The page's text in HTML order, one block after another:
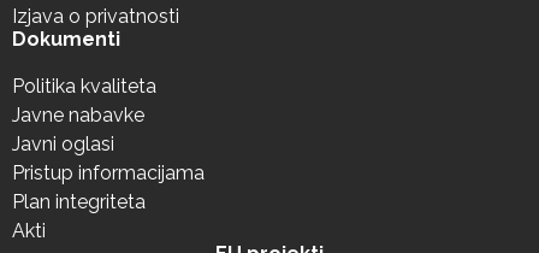
Izjava o privatnosti
Dokumenti
Politika kvaliteta
Javne nabavke
Javni oglasi
Pristup informacijama
Plan integriteta
Akti